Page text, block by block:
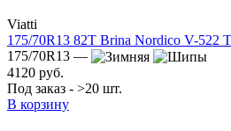
Viatti
175/70R13 82T Brina Nordico V-522
175/70R13 —
4120 руб.
Под заказ - >20 шт.
В корзину